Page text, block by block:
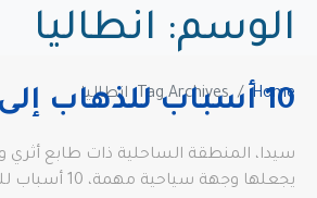
الوسم: انطاليا
Home Tag Archives: انطاليا 10 أسباب للذهاب إلى سيدا
سيدا، المنطقة الساحلية ذات طابع أثري
يجعلها وجهة